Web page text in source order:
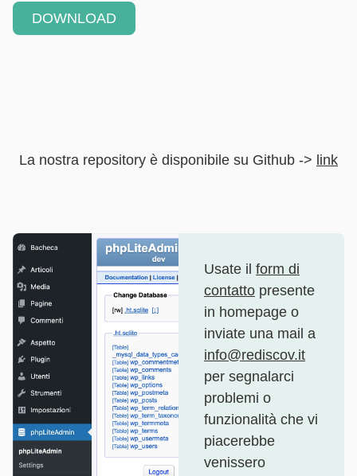
DOWNLOAD
La nostra repository è disponibile su Github -> link
Usate il form di
contatto presente
in homepage o
inviate una mail a
info@rediscov.it
per segnalarci
problemi o
funzionalità che vi
piacerebbe
venissero